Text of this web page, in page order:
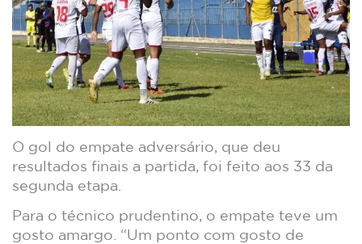
O gol do empate adversário, que deu
resultados finais a partida, foi feito aos 33 da
segunda etapa.
Para o técnico prudentino, o empate teve um
gosto amargo. “Um ponto com gosto de